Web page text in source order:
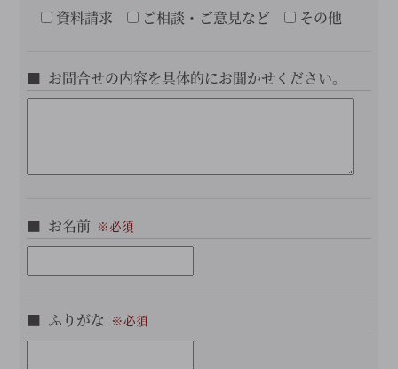
資料請求
ご相談・ご意見など その他
お問合せの内容を具体的にお聞かせください。
お名前
ふりがな